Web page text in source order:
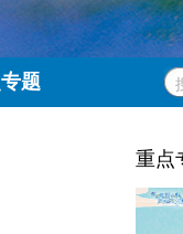
题
重点